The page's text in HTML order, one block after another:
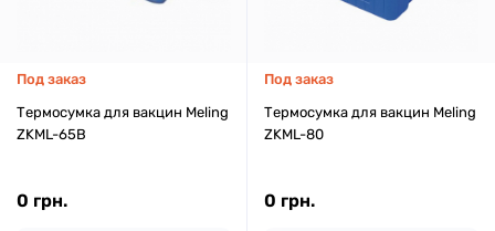
Под заказ
Термосумка для вакцин Meling
ZKML-65B
0 грн.
Под заказ
Термосумка для вакцин Meling
ZKML-80
0 грн.